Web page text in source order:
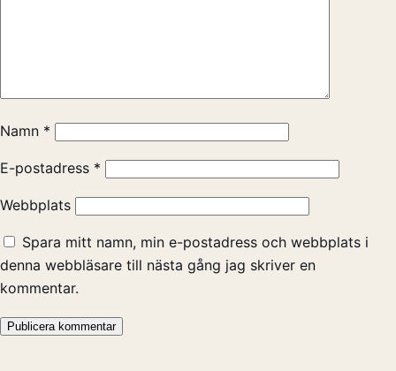
Namn *
E-postadress *
Webbplats
Spara mitt namn, min e-postadress och webbplats i
denna webbläsare till nästa gång jag skriver en
kommentar.